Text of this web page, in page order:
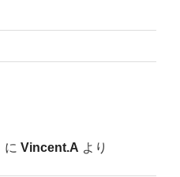
に Vincent.A より